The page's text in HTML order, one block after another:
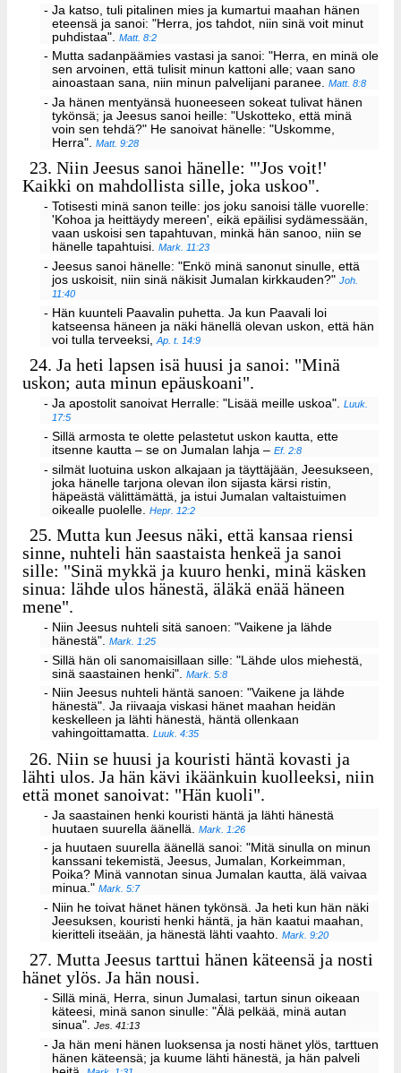
- Ja katso, tuli pitalinen mies ja kumartui maahan hänen
eteensä ja sanoi: "Herra, jos tahdot, niin sinä voit minut
puhdistaa".Matt. 8:2
- Mutta sadanpäämies vastasi ja sanoi: "Herra, en minä ole
sen arvoinen, että tulisit minun kattoni alle; vaan sano
ainoastaan sana, niin minun palvelijani paranee.Matt. 8:8
- Ja hänen mentyänsä huoneeseen sokeat tulivat hänen
tykönsä; ja Jeesus sanoi heille: "Uskotteko, että minä
voin sen tehdä?" He sanoivat hänelle: "Uskomme,
Herra".Matt. 9:28
23. Niin Jeesus sanoi hänelle: "'Jos voit!'
Kaikki on mahdollista sille, joka uskoo".
- Totisesti minä sanon teille: jos joku sanoisi tälle vuorelle:
'Kohoa ja heittäydy mereen', eikä epäilisi sydämessään,
vaan uskoisi sen tapahtuvan, minkä hän sanoo, niin se
hänelle tapahtuisi.Mark. 11:23
- Jeesus sanoi hänelle: "Enkö minä sanonut sinulle, että
jos uskoisit, niin sinä näkisit Jumalan kirkkauden?"Joh.
11:40
- Hän kuunteli Paavalin puhetta. Ja kun Paavali loi
katseensa häneen ja näki hänellä olevan uskon, että hän
voi tulla terveeksi,Ap. t. 14:9
24. Ja heti lapsen isä huusi ja sanoi: "Minä
uskon; auta minun epäuskoani".
- Ja apostolit sanoivat Herralle: "Lisää meille uskoa". Luuk.
17:5
- Sillä armosta te olette pelastetut uskon kautta, ette
itsenne kautta – se on Jumalan lahja –Ef. 2:8
- silmät luotuina uskon alkajaan ja täyttäjään, Jeesukseen,
joka hänelle tarjona olevan ilon sijasta kärsi ristin,
häpeästä välittämättä, ja istui Jumalan valtaistuimen
oikealle puolelle.Hepr. 12:2
25. Mutta kun Jeesus näki, että kansaa riensi
sinne, nuhteli hän saastaista henkeä ja sanoi
sille: "Sinä mykkä ja kuuro henki, minä käsken
sinua: lähde ulos hänestä, äläkä enää häneen
mene".
- Niin Jeesus nuhteli sitä sanoen: "Vaikene ja lähde
hänestä".Mark. 1:25
- Sillä hän oli sanomaisillaan sille: "Lähde ulos miehestä,
sinä saastainen henki".Mark. 5:8
- Niin Jeesus nuhteli häntä sanoen: "Vaikene ja lähde
hänestä". Ja riivaaja viskasi hänet maahan heidän
keskelleen ja lähti hänestä, häntä ollenkaan
vahingoittamatta.Luuk. 4:35
26. Niin se huusi ja kouristi häntä kovasti ja
lähti ulos. Ja hän kävi ikäänkuin kuolleeksi, niin
että monet sanoivat: "Hän kuoli".
- Ja saastainen henki kouristi häntä ja lähti hänestä
huutaen suurella äänellä.Mark. 1:26
- ja huutaen suurella äänellä sanoi: "Mitä sinulla on minun
kanssani tekemistä, Jeesus, Jumalan, Korkeimman,
Poika? Minä vannotan sinua Jumalan kautta, älä vaivaa
minua."Mark. 5:7
- Niin he toivat hänet hänen tykönsä. Ja heti kun hän näki
Jeesuksen, kouristi henki häntä, ja hän kaatui maahan,
kieritteli itseään, ja hänestä lähti vaahto.Mark. 9:20
27. Mutta Jeesus tarttui hänen käteensä ja nosti
hänet ylös. Ja hän nousi.
- Sillä minä, Herra, sinun Jumalasi, tartun sinun oikeaan
käteesi, minä sanon sinulle: "Älä pelkää, minä autan
sinua".Jes. 41:13
- Ja hän meni hänen luoksensa ja nosti hänet ylös, tarttuen
hänen käteensä; ja kuume lähti hänestä, ja hän palveli